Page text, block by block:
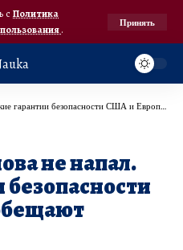
с Политика
.
Принять
безопасности США и Европа обещают Украине
не напал.